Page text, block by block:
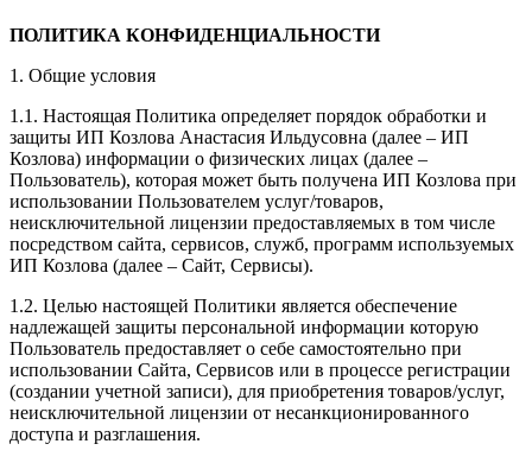
ПОЛИТИКА КОНФИДЕНЦИАЛЬНОСТИ
1. Общие условия
1.1. Настоящая Политика определяет порядок обработки и
защиты ИП Козлова Анастасия Ильдусовна (далее – ИП
Козлова) информации о физических лицах (далее –
Пользователь), которая может быть получена ИП Козлова при
использовании Пользователем услуг/товаров,
неисключительной лицензии предоставляемых в том числе
посредством сайта, сервисов, служб, программ используемых
ИП Козлова (далее – Сайт, Сервисы).
1.2. Целью настоящей Политики является обеспечение
надлежащей защиты персональной информации которую
Пользователь предоставляет о себе самостоятельно при
использовании Сайта, Сервисов или в процессе регистрации
(создании учетной записи), для приобретения товаров/услуг,
неисключительной лицензии от несанкционированного
доступа и разглашения.